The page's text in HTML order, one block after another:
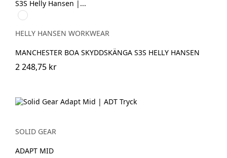
930
BLACK/GREY
HELLY HANSEN WORKWEAR
MANCHESTER BOA SKYDDSKÄNGA S3S HELLY HANSEN
2 248,75 kr
SOLID GEAR
ADAPT MID